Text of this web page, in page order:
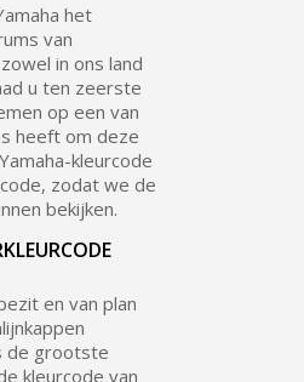
het
van
in ons land
u ten zeerste
op een van
heeft om deze
kleurcode
zodat we de
bekijken.
en van plan
de grootste
kleurcode van